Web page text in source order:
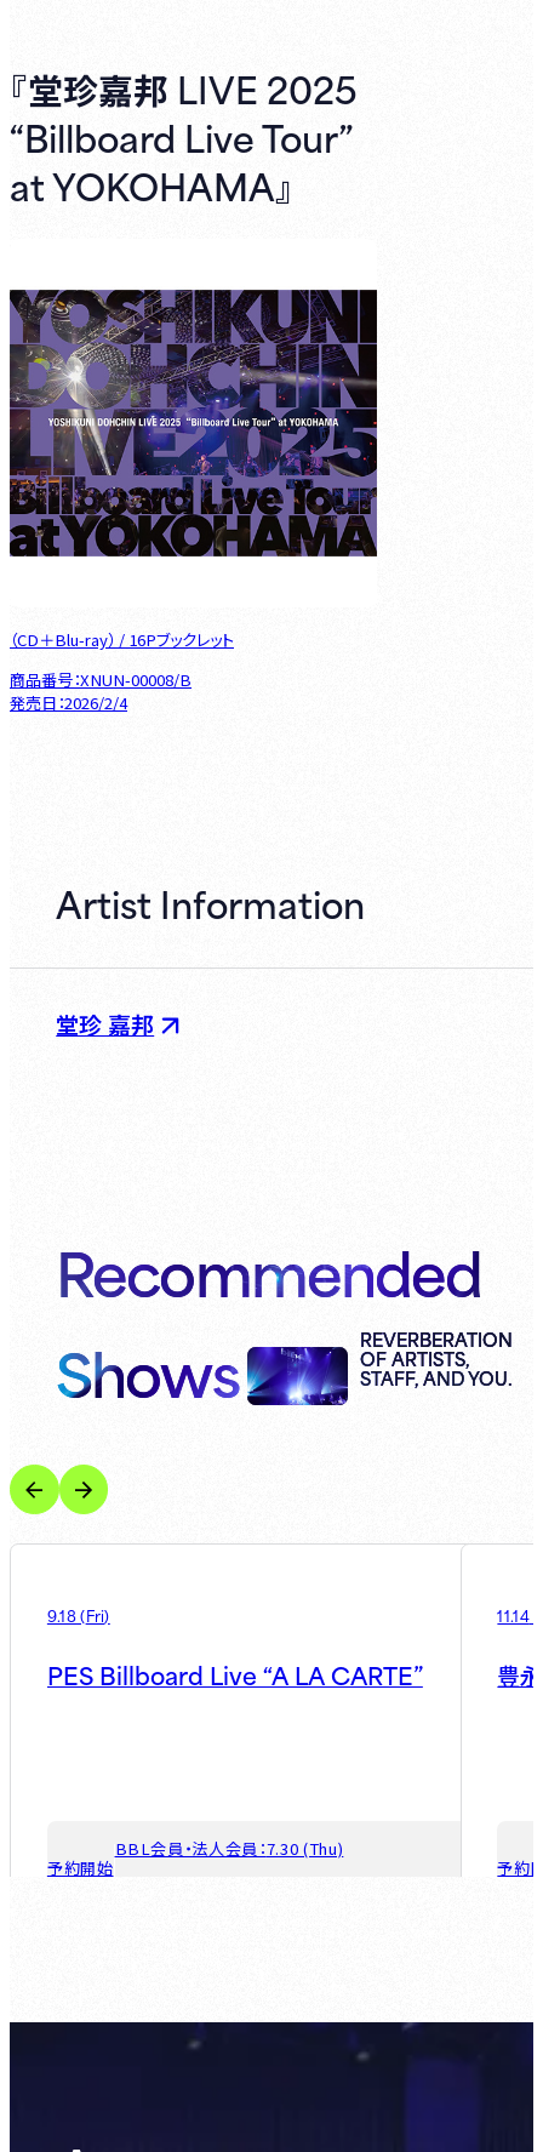
『堂珍嘉邦 LIVE 2025
“Billboard Live Tour”
at YOKOHAMA』
（CD＋Blu-ray） / 16Pブックレット
商品番号：XNUN-00008/B
発売日：2026/2/4
Artist Information
堂珍 嘉邦
Recommended
Shows
REVERBERATION
OF ARTISTS,
STAFF, AND YOU.
9.18(Fri)
PES Billboard Live “A LA CARTE”
予約開始
BBL会員・法人会員：7.30 (Thu)
11.14(
豊
予約